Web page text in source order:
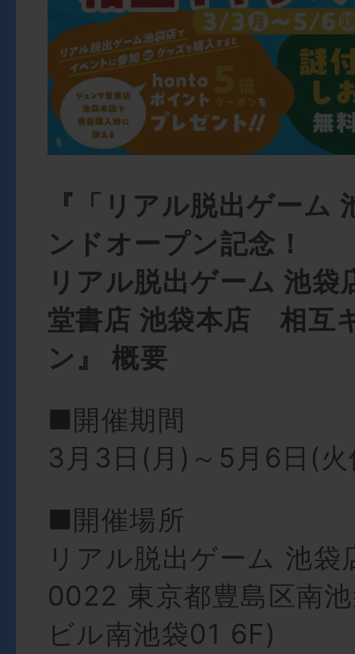
『「リアル脱出ゲーム
ンドオープン記念！
リアル脱出ゲーム 池袋
堂書店 池袋本店 相互
ン』 概要
■開催期間
3月3日(月)～5月6日(
■開催場所
リアル脱出ゲーム 池袋
0022 東京都豊島区南
ビル南池袋01 6F)